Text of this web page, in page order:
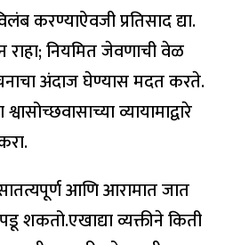
करण्याऐवजी प्रतिसाद द्या.
राहा; नियमित जेवणाची वेळ
अंदाज घेण्यास मदत करते.
व्यायामाद्वारे
आणि आरामात जात
शकतो.एखाद्या व्यक्तीने किती